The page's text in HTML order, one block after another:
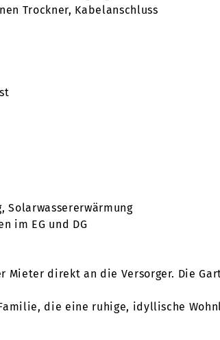
Trockner, Kabelanschluss
Solarwassererwärmung
im EG und DG
Mieter direkt an die Versorger. Die
die eine ruhige, idyllische